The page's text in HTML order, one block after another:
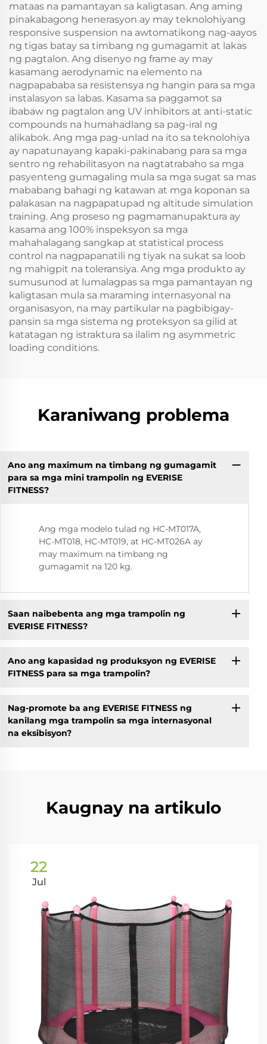
mataas na pamantayan sa kaligtasan. Ang aming
pinakabagong henerasyon ay may teknolohiyang
responsive suspension na awtomatikong nag-aayos
ng tigas batay sa timbang ng gumagamit at lakas
ng pagtalon. Ang disenyo ng frame ay may
kasamang aerodynamic na elemento na
nagpapababa sa resistensya ng hangin para sa mga
instalasyon sa labas. Kasama sa paggamot sa
ibabaw ng pagtalon ang UV inhibitors at anti-static
compounds na humahadlang sa pag-iral ng
alikabok. Ang mga pag-unlad na ito sa teknolohiya
ay napatunayang kapaki-pakinabang para sa mga
sentro ng rehabilitasyon na nagtatrabaho sa mga
pasyenteng gumagaling mula sa mga sugat sa mas
mababang bahagi ng katawan at mga koponan sa
palakasan na nagpapatupad ng altitude simulation
training. Ang proseso ng pagmamanupaktura ay
kasama ang 100% inspeksyon sa mga
mahahalagang sangkap at statistical process
control na nagpapanatili ng tiyak na sukat sa loob
ng mahigpit na toleransiya. Ang mga produkto ay
sumusunod at lumalagpas sa mga pamantayan ng
kaligtasan mula sa maraming internasyonal na
organisasyon, na may partikular na pagbibigay-
pansin sa mga sistema ng proteksyon sa gilid at
katatagan ng istraktura sa ilalim ng asymmetric
loading conditions.
Karaniwang problema
Ano ang maximum na timbang ng gumagamit
para sa mga mini trampolin ng EVERISE
FITNESS?
Ang mga modelo tulad ng HC-MT017A,
HC-MT018, HC-MT019, at HC-MT026A ay
may maximum na timbang ng
gumagamit na 120 kg.
Saan naibebenta ang mga trampolin ng
EVERISE FITNESS?
Ano ang kapasidad ng produksyon ng EVERISE
FITNESS para sa mga trampolin?
Nag-promote ba ang EVERISE FITNESS ng
kanilang mga trampolin sa mga internasyonal
na eksibisyon?
Kaugnay na artikulo
22
Jul